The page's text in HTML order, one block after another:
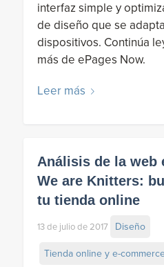
interfaz simple y
de diseño que se
dispositivos. Continúa
más de ePages Now.
Leer más
Análisis de la web
We are Knitters:
tu tienda online
13 de julio de 2017 Diseño
Tienda online y e-